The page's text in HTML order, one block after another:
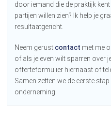
door iemand die de praktijk
partijen willen zien? Ik help je
resultaatgericht.
Neem gerust contact met me
of als je even wilt sparren over
offerteformulier hiernaast of
Samen zetten we de eerste
onderneming!